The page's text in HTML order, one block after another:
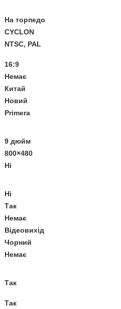
На торпедо
CYCLON
NTSC, PAL
16:9
Немає
Китай
Новий
Primera
9 дюйм
800×480
Ні
Ні
Так
Немає
Відеовихід
Чорний
Немає
Так
Так